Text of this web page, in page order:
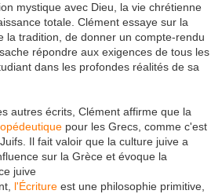
mystique avec Dieu, la vie chrétienne
totale. Clément essaye sur la
la tradition, de donner un compte-rendu
répondre aux exigences de tous les
dans les profondes réalités de sa
autres écrits, Clément affirme que la
pour les Grecs, comme c'est
Il fait valoir que la culture juive a
sur la Grèce et évoque la
juive
l'Écriture est une philosophie primitive,